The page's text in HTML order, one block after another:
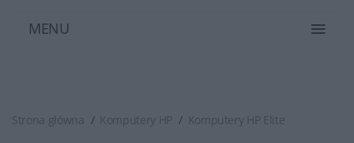
MENU
Strona główna Komputery HP Komputery HP Elite